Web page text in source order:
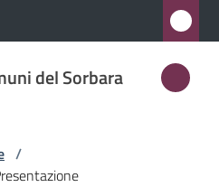
del Sorbara
/